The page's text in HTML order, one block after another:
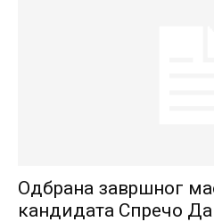
Одбрана завршног
кандидата Спречо